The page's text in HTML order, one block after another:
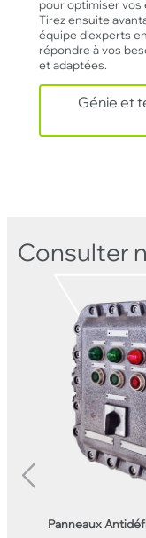
pour optimiser vos
Tirez ensuite
équipe d’experts
répondre à vos
et adaptées.
Génie et
Consulter
Panneaux